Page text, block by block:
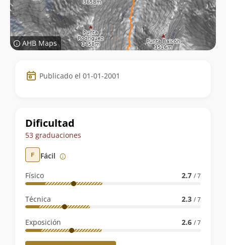
AHB Maps
Datos
de
ruta
Publicado el 01-01-2001
Dificultad
53 graduaciones
Fácil
Físico 2.7 / 7
Técnica 2.3 / 7
Exposición 2.6 / 7